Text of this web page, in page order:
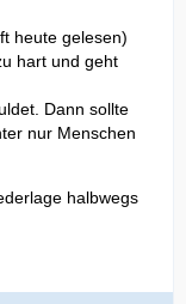
heute gelesen)
hart und geht
Dann sollte
nur Menschen
halbwegs